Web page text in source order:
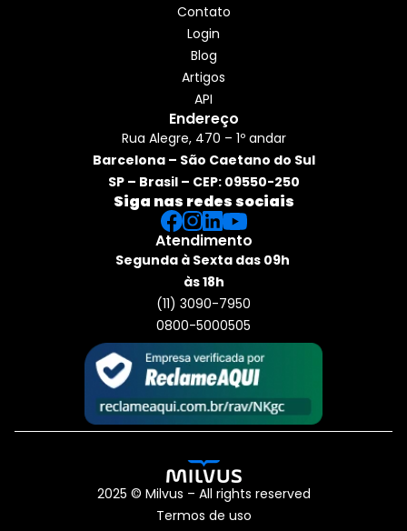
Contato
Login
Blog
Artigos
API
Endereço
Rua Alegre, 470 – 1º andar
Barcelona – São Caetano do Sul
SP – Brasil – CEP: 09550-250
Siga nas redes sociais
Atendimento
Segunda à Sexta das 09h
às 18h
(11) 3090-7950
0800-5000505
2025 © Milvus – All rights reserved
Termos de uso